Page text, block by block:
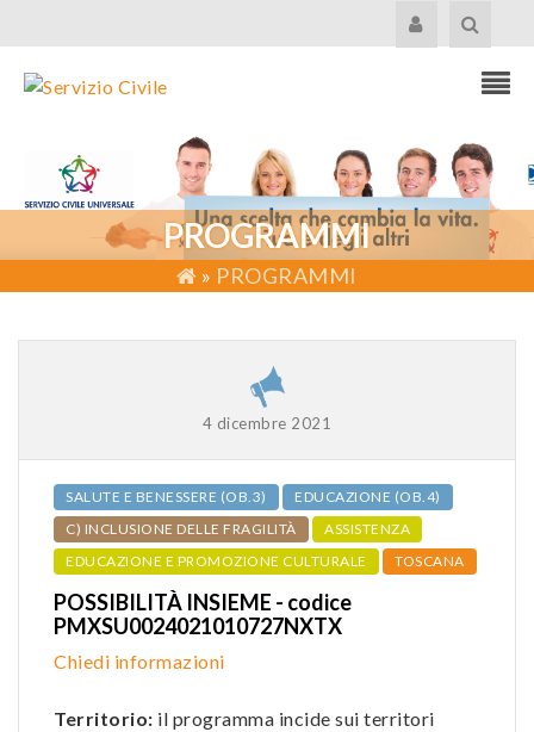
PROGRAMMI
» PROGRAMMI
4 dicembre 2021
SALUTE E BENESSERE (OB.3)
EDUCAZIONE (OB.4)
C) INCLUSIONE DELLE FRAGILITÀ
ASSISTENZA
EDUCAZIONE E PROMOZIONE CULTURALE
TOSCANA
POSSIBILITÀ INSIEME - codice
PMXSU0024021010727NXTX
Chiedi informazioni
Territorio: il programma incide sui territori